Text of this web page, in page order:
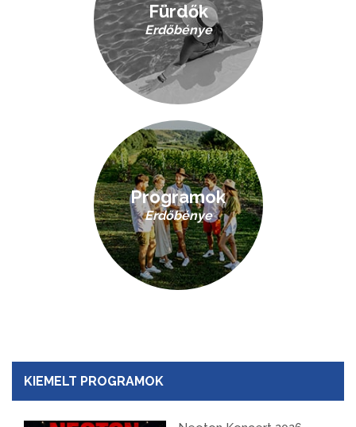
KIEMELT PROGRAMOK
Fürdők
Erdőbénye
Programok
Erdőbénye